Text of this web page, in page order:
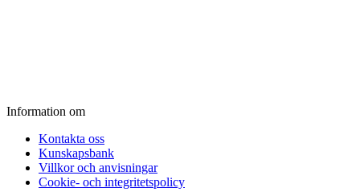
Information om
Kontakta oss
Kunskapsbank
Villkor och anvisningar
Cookie- och integritetspolicy